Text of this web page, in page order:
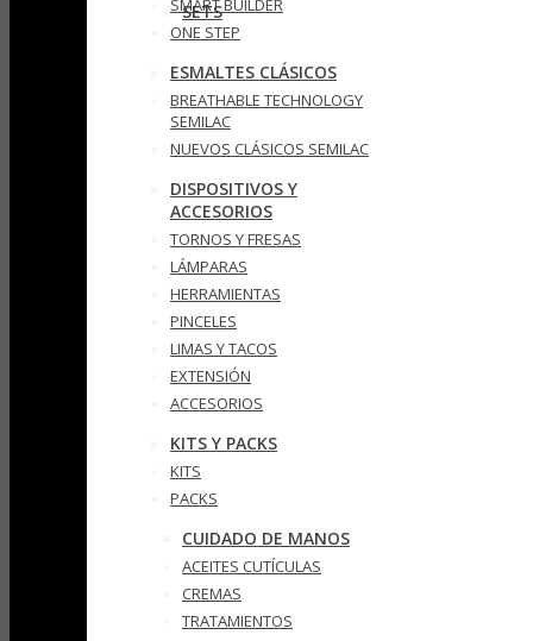
SETS
SMART BUILDER
ONE STEP
ESMALTES CLÁSICOS
BREATHABLE TECHNOLOGY
SEMILAC
NUEVOS CLÁSICOS SEMILAC
DISPOSITIVOS Y
ACCESORIOS
TORNOS Y FRESAS
LÁMPARAS
HERRAMIENTAS
PINCELES
LIMAS Y TACOS
EXTENSIÓN
ACCESORIOS
KITS Y PACKS
KITS
PACKS
CUIDADO DE MANOS
ACEITES CUTÍCULAS
CREMAS
TRATAMIENTOS